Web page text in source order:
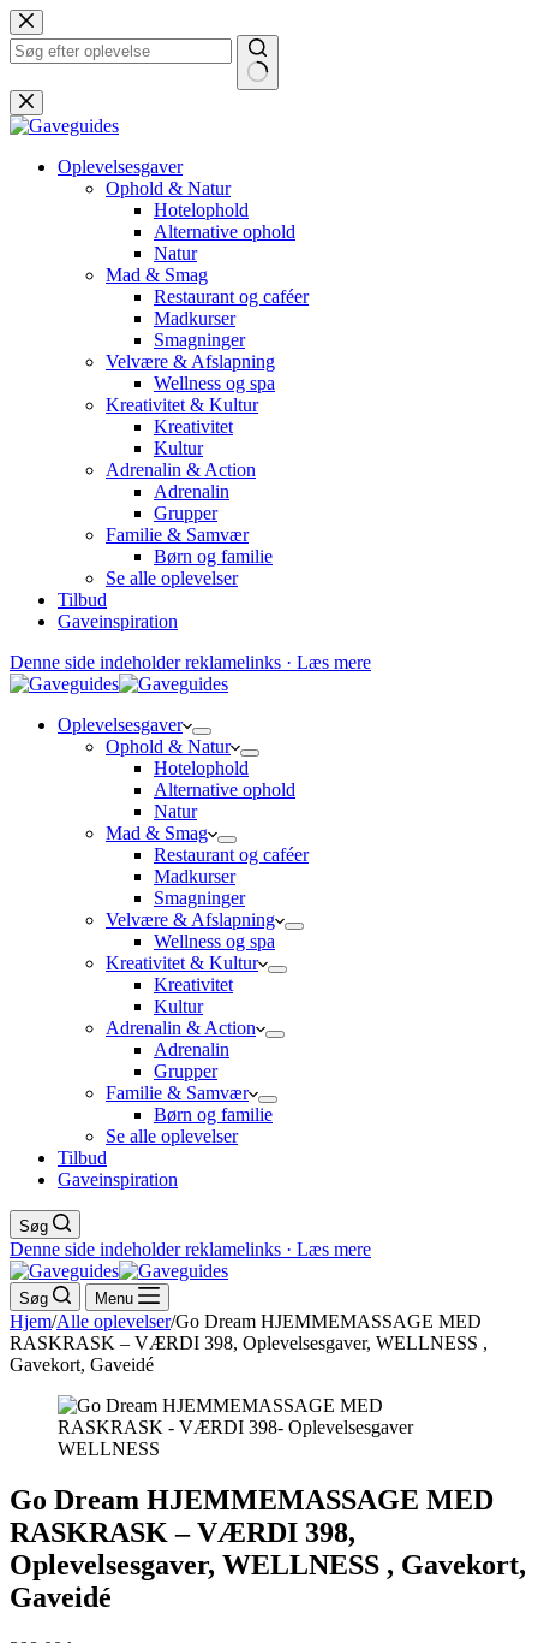
Fortsæt
til
indhold
Ingen
resultater
Oplevelsesgaver
Ophold & Natur
Hotelophold
Alternative ophold
Natur
Mad & Smag
Restaurant og caféer
Madkurser
Smagninger
Velvære & Afslapning
Wellness og spa
Kreativitet & Kultur
Kreativitet
Kultur
Adrenalin & Action
Adrenalin
Grupper
Familie & Samvær
Børn og familie
Se alle oplevelser
Tilbud
Gaveinspiration
Denne side indeholder reklamelinks · Læs mere
Oplevelsesgaver
Ophold & Natur
Hotelophold
Alternative ophold
Natur
Mad & Smag
Restaurant og caféer
Madkurser
Smagninger
Velvære & Afslapning
Wellness og spa
Kreativitet & Kultur
Kreativitet
Kultur
Adrenalin & Action
Adrenalin
Grupper
Familie & Samvær
Børn og familie
Se alle oplevelser
Tilbud
Gaveinspiration
Søg
Denne side indeholder reklamelinks · Læs mere
Søg Menu
Hjem/Alle oplevelser/Go Dream HJEMMEMASSAGE MED
RASKRASK – VÆRDI 398, Oplevelsesgaver, WELLNESS ,
Gavekort, Gaveidé
Go Dream HJEMMEMASSAGE MED
RASKRASK – VÆRDI 398,
Oplevelsesgaver, WELLNESS , Gavekort,
Gaveidé